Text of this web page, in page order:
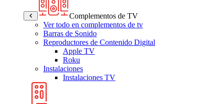
Complementos de TV
Ver todo en complementos de tv
Barras de Sonido
Reproductores de Contenido Digital
Apple TV
Roku
Instalaciones
Instalaciones TV